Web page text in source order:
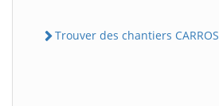
Trouver des chantiers CARROS